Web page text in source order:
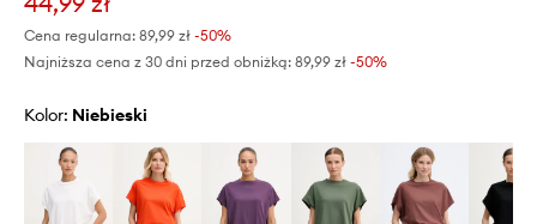
Cena regularna: 89,99 zł -50%
Najniższa cena z 30 dni przed obniżką: 89,99 zł -50%
Kolor: niebieski